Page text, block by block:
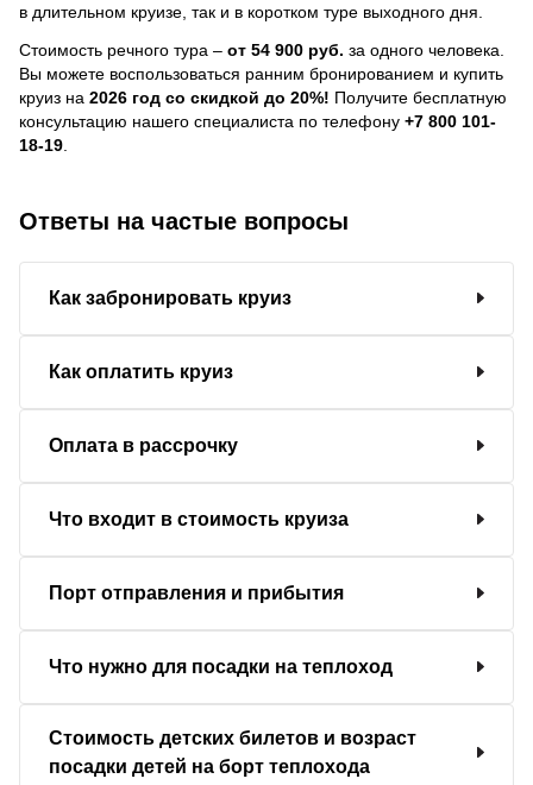
в длительном круизе, так и в коротком туре выходного дня.
Стоимость речного тура – от 54 900 руб. за одного человека.
Вы можете воспользоваться ранним бронированием и купить
круиз на 2026 год со скидкой до 20%! Получите бесплатную
консультацию нашего специалиста по телефону +7 800 101-
18-19
Ответы на частые вопросы
Как забронировать круиз
Как оплатить круиз
Оплата в рассрочку
Что входит в стоимость круиза
Порт отправления и прибытия
Что нужно для посадки на теплоход
Стоимость детских билетов и возраст
посадки детей на борт теплохода